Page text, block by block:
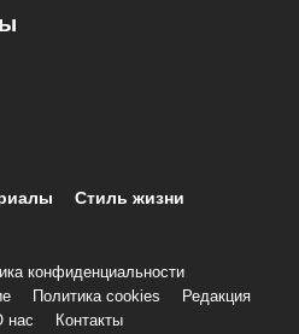
Стиль жизни
конфиденциальности
Политика cookies
Редакция
нас
Контакты